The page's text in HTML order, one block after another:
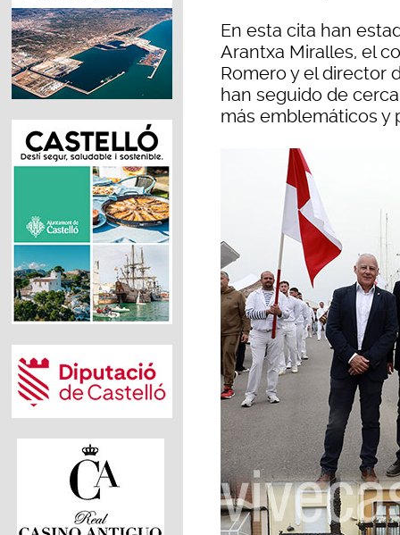
En esta cita han
Arantxa Miralles, el
Romero y el director
han seguido de
más emblemáticos y